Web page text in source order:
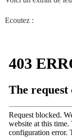
Ecoutez :